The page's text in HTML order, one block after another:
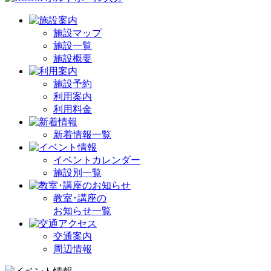
施設マップ
施設一覧
施設概要
施設予約
利用案内
利用料金
新着情報一覧
イベントカレンダー
施設別一覧
教室･講座の
お知らせ一覧
交通案内
周辺情報